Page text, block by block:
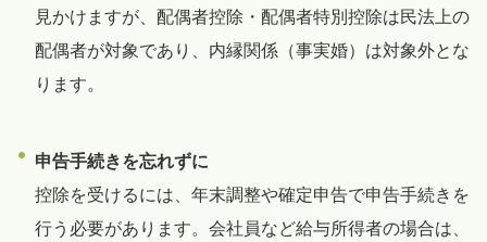
見かけますが、配偶者控除・配偶者特別控除は民法上の
配偶者が対象であり、内縁関係（事実婚）は対象外とな
ります。
申告手続きを忘れずに
控除を受けるには、年末調整や確定申告で申告手続きを
行う必要があります。会社員など給与所得者の場合は、